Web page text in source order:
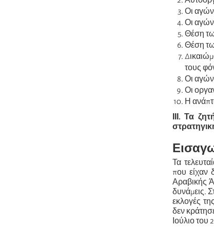
Οι
Οι
Θέση
Θέση
τους
Οι
Οι
Η
ΙΙΙ. Τα
Τα
που είχαν
Αραβικής
δυνάμεις.
εκλογές
δεν
Ιούλιο του